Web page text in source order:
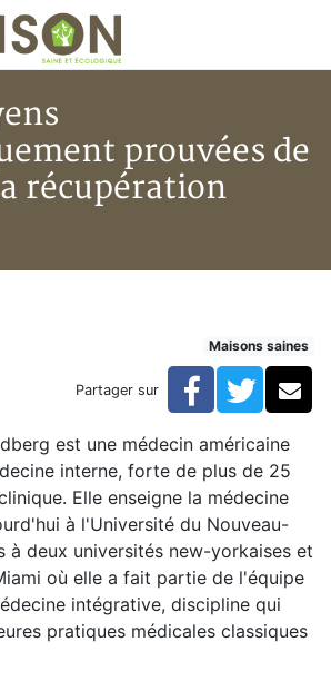
prouvées de
récupération
environnementales
scientifiquement prouvées de
Maisons saines
Partager sur Facebook
est une médecin américaine
interne, forte de plus de 25
Elle enseigne la médecine
à l'Université du Nouveau-
à deux universités new-yorkaises et
où elle a fait partie de l'équipe
intégrative, discipline qui
pratiques médicales classiques